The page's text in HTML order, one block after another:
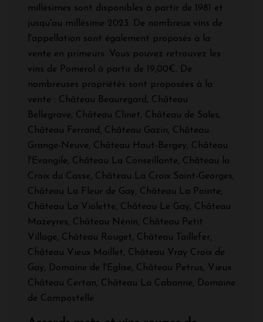
millésimes sont disponibles à partir de 1981 et
jusqu'au millésime 2023. De nombreux vins de
l'appellation sont également proposés à la
vente en primeurs. Vous pouvez retrouvez les
vins de Pomerol à partir de 19,00€. De
nombreuses propriétés sont proposées à la
vente : Château Beauregard, Château
Bellegrave, Château Clinet, Château de Sales,
Château Ferrand, Château Gazin, Château
Grange-Neuve, Château Haut-Bergey, Château
l'Evangile, Château La Conseillante, Château la
Croix du Casse, Château La Croix Saint-Georges,
Château La Fleur de Gay, Château La Pointe,
Château La Violette, Château Le Gay, Château
Mazeyres, Château Nénin, Château Petit
Village, Château Rouget, Château Taillefer,
Château Vieux Maillet, Château Vray Croix de
Gay, Domaine de l'Eglise, Château Petrus, Vieux
Château Certan, Château La Cabanne, Domaine
de Compostelle.